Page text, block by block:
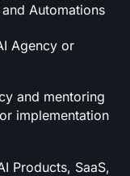
Automations
Agency or
and mentoring
implementation
Products, SaaS,